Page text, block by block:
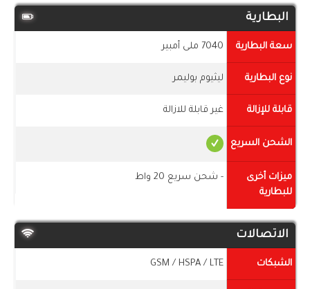
البطارية
سعة البطارية 7040 ملى أمبير
نوع البطارية ليثيوم بوليمر
قابلة للإزالة غير قابلة للازالة
الشحن السريع
ميزات أخرى
للبطارية
- شحن سريع 20 واط
الاتصالات
الشبكات GSM / HSPA / LTE